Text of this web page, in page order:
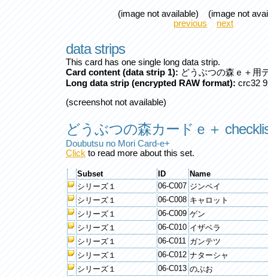
(image not available) (image not
previous
next
data strips
This card has one single long data strip.
Card content (data strip 1):どうぶつの森ｅ＋用
Long data strip (encrypted RAW format):crc32
(screenshot not available)
どうぶつの森カードｅ＋
Doubutsu no Mori Card-e+
Clickto read more about this set.
Subset ID
Name
シリーズ１
06-C007 ジンペイ
シリーズ１
06-C008 キャロット
シリーズ１
06-C009 ゲン
シリーズ１
06-C010 イザベラ
シリーズ１
06-C011 ガンテツ
シリーズ１
06-C012 ナターシャ
シリーズ１
06-C013 のぶお